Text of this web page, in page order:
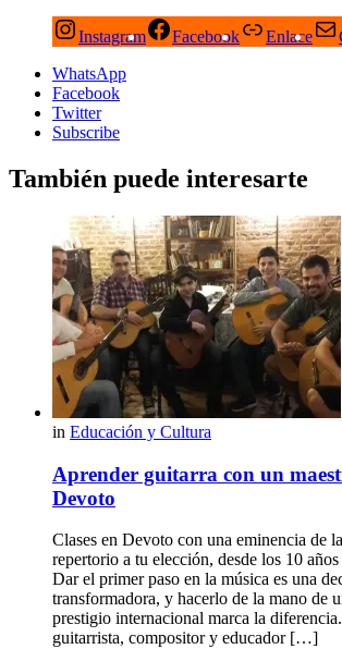
Instagram Facebook Enlace
WhatsApp
Facebook
Twitter
Subscribe
También puede interesarte
in Educación y Cultura
Aprender guitarra con un
Devoto
Clases en Devoto con una eminencia de
repertorio a tu elección, desde los 10
Dar el primer paso en la música es una
transformadora, y hacerlo de la mano de
prestigio internacional marca la
guitarrista, compositor y educador […]